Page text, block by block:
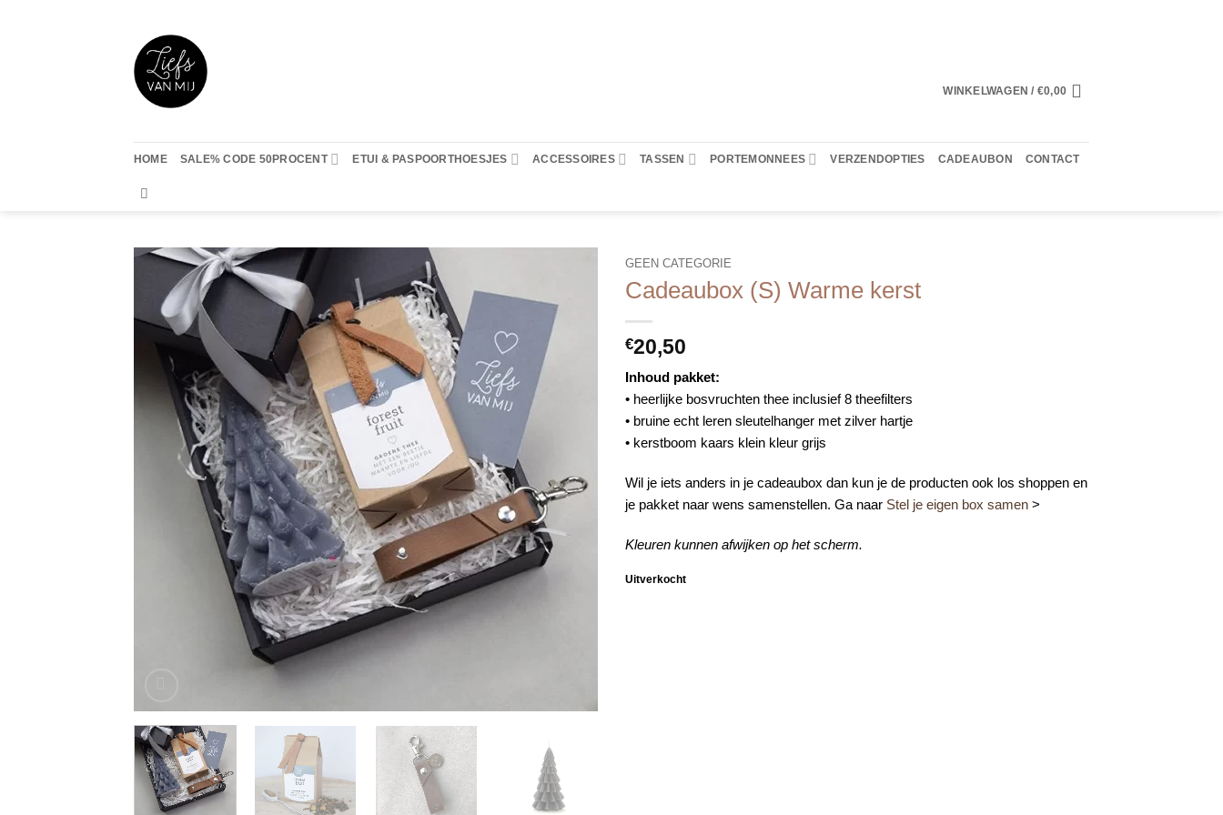
WINKELWAGEN / €0,00
HOME SALE% CODE 50PROCENT ETUI & PASPOORTHOESJES ACCESSOIRES TASSEN PORTEMONNEES VERZENDOPTIES CADEAUBON CONTACT
GEEN CATEGORIE
Cadeaubox (S) Warme kerst
€20,50
Inhoud pakket:
• heerlijke bosvruchten thee inclusief 8 theefilters
• bruine echt leren sleutelhanger met zilver hartje
• kerstboom kaars klein kleur grijs
Wil je iets anders in je cadeaubox dan kun je de producten ook los shoppen en
je pakket naar wens samenstellen. Ga naar Stel je eigen box samen >
Kleuren kunnen afwijken op het scherm.
Uitverkocht